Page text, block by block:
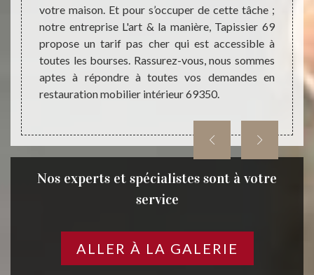
idée
votre maison. Et pour s’occuper de cette tâche ;
notre entreprise L'art & la manière, Tapissier 69
propose un tarif pas cher qui est accessible à
toutes les bourses. Rassurez-vous, nous sommes
aptes à répondre à toutes vos demandes en
restauration mobilier intérieur 69350.
les
Nos experts et spécialistes sont à votre
service
ALLER À LA GALERIE